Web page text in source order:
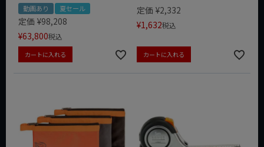
動画あり 夏セール
定価 ¥98,208
¥63,800税込
カートに入れる
定価 ¥2,332
¥1,632税込
カートに入れる